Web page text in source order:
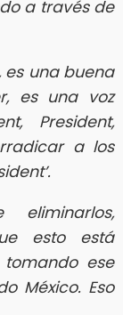
a través de
es una buena
es una voz
President,
a los
eliminarlos,
esto está
ese
México. Eso